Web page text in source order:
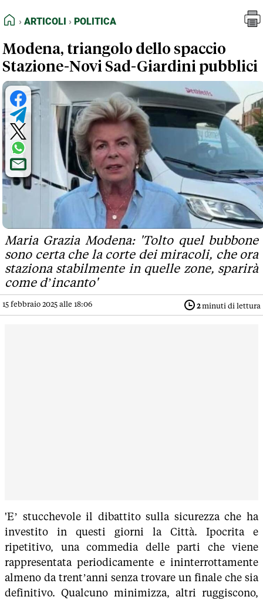
FEED RSS
NORMATIVE DEONTOLOGICHE
TERMINI e CONDIZIONI
HOME
ARTICOLI POLITICA
Modena, triangolo dello spaccio
Stazione-Novi Sad-Giardini pubblici
Maria Grazia Modena: 'Tolto quel bubbone
sono certa che la corte dei miracoli, che ora
staziona stabilmente in quelle zone, sparirà
come d’incanto'
15 febbraio 2025 alle 18:06 2minuti di lettura
'E’ stucchevole il dibattito sulla sicurezza che ha
investito in questi giorni la Città. Ipocrita e
ripetitivo, una commedia delle parti che viene
rappresentata periodicamente e ininterrottamente
almeno da trent’anni senza trovare un finale che sia
definitivo. Qualcuno minimizza, altri ruggiscono,